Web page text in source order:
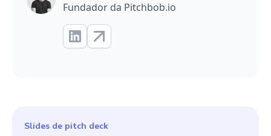
Slides de pitch deck
Fundador da Pitchbob.io